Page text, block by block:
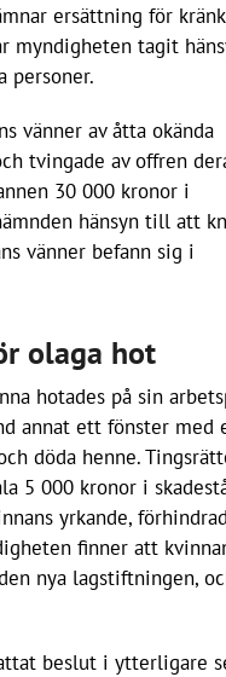
ersättning för
myndigheten tagit
personer.
vänner av åtta okända
tvingade av offren
30 000 kronor i
hänsyn till att
vänner befann sig i
olaga hot
hotades på sin
annat ett fönster med
döda henne.
5 000 kronor i
yrkande,
finner att
nya lagstiftningen,
beslut i ytterligare